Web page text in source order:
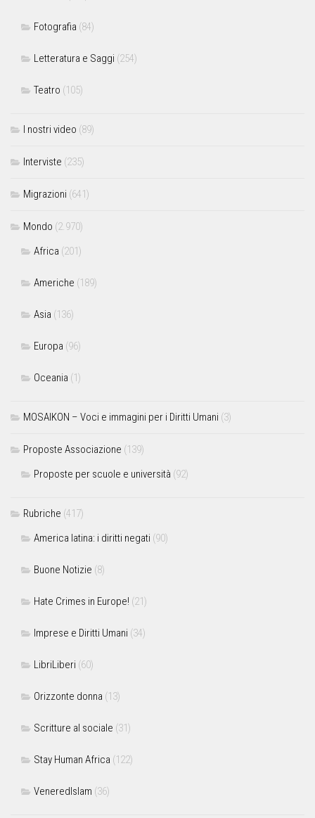
Fotografia (84)
Letteratura e Saggi (254)
Teatro (105)
I nostri video (89)
Interviste (235)
Migrazioni (641)
Mondo (2.970)
Africa (201)
Americhe (189)
Asia (136)
Europa (96)
Oceania (1)
MOSAIKON – Voci e immagini per i Diritti Umani (3)
Proposte Associazione (139)
Proposte per scuole e università (92)
Rubriche (417)
America latina: i diritti negati (90)
Buone Notizie (8)
Hate Crimes in Europe! (21)
Imprese e Diritti Umani (34)
LibriLiberi (60)
Orizzonte donna (13)
Scritture al sociale (31)
Stay Human Africa (122)
VeneredIslam (36)